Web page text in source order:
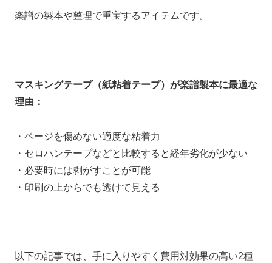
楽譜の製本や整理で重宝するアイテムです。
マスキングテープ（紙粘着テープ）が楽譜製本に最適な
理由：
・ページを傷めない適度な粘着力
・セロハンテープなどと比較すると経年劣化が少ない
・必要時には剥がすことが可能
・印刷の上からでも透けて見える
以下の記事では、手に入りやすく費用対効果の高い2種